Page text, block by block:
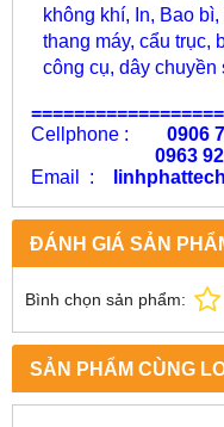
không khí, In, Bao
thang máy, cẩu trục,
công cụ, dây
Cellphone : 0906
0963 92
Email :
ĐÁNH GIÁ SẢN
Bình chọn sản phẩm:
SẢN PHẨM CÙNG